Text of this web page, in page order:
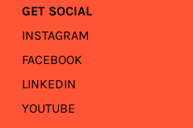
GET SOCIAL
INSTAGRAM
FACEBOOK
LINKEDIN
YOUTUBE